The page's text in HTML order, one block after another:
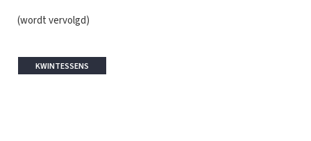
(wordt vervolgd)
KWINTESSENS